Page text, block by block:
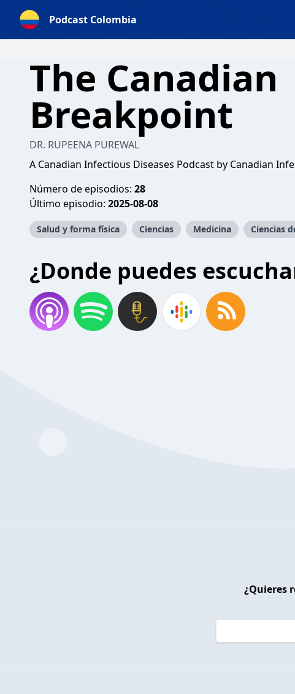
Podcast Colombia
The Canadian
Breakpoint
DR. RUPEENA PUREWAL
A Canadian Infectious Diseases Podcast by Canadian
Número de episodios: 28
Último episodio: 2025-08-08
Salud y forma física Ciencias Medicina Ciencias
¿Donde puedes
¿Quieres